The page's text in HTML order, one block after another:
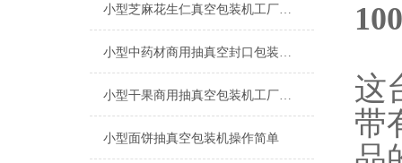
小型芝麻花生仁真空包装机工厂生产
小型中药材商用抽真空封口包装机工厂生产
小型干果商用抽真空包装机工厂生产
小型面饼抽真空包装机操作简单
这
带